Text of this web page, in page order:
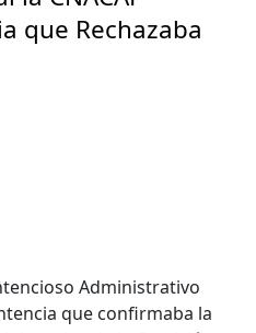
que Rechazaba
Administrativo
que confirmaba la